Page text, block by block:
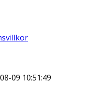
09 10:51:49